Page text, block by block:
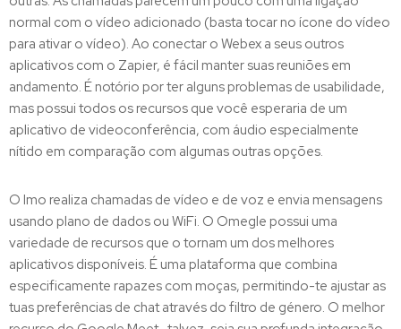
normal com o vídeo adicionado (basta tocar no ícone do vídeo
para ativar o vídeo). Ao conectar o Webex a seus outros
aplicativos com o Zapier, é fácil manter suas reuniões em
andamento. É notório por ter alguns problemas de usabilidade,
mas possui todos os recursos que você esperaria de um
aplicativo de videoconferência, com áudio especialmente
nítido em comparação com algumas outras opções.
O Imo realiza chamadas de vídeo e de voz e envia mensagens
usando plano de dados ou WiFi. O Omegle possui uma
variedade de recursos que o tornam um dos melhores
aplicativos disponíveis. É uma plataforma que combina
especificamente rapazes com moças, permitindo-te ajustar as
tuas preferências de chat através do filtro de género. O melhor